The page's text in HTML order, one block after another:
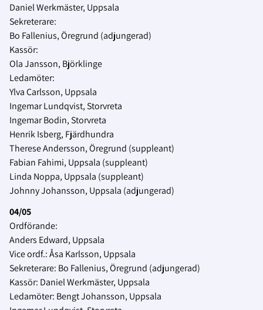
Daniel Werkmäster, Uppsala
Sekreterare:
Bo Fallenius, Öregrund (adjungerad)
Kassör:
Ola Jansson, Björklinge
Ledamöter:
Ylva Carlsson, Uppsala
Ingemar Lundqvist, Storvreta
Ingemar Bodin, Storvreta
Henrik Isberg, Fjärdhundra
Therese Andersson, Öregrund (suppleant)
Fabian Fahimi, Uppsala (suppleant)
Linda Noppa, Uppsala (suppleant)
Johnny Johansson, Uppsala (adjungerad)
04/05
Ordförande:
Anders Edward, Uppsala
Vice ordf.: Åsa Karlsson, Uppsala
Sekreterare: Bo Fallenius, Öregrund (adjungerad)
Kassör: Daniel Werkmäster, Uppsala
Ledamöter: Bengt Johansson, Uppsala